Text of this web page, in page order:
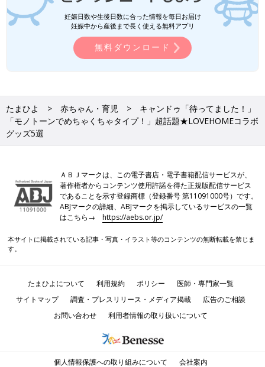
妊娠日数や生後日数に合った情報を毎日お届け
妊娠中から産後まで長く使える無料アプリ
無料ダウンロード
たまひよ 赤ちゃん・育児
キャンドゥ「待ってました！」
「モノトーンでめちゃくちゃタイプ！」超話題★LOVEHOMEコラボ
グッズ5選
ＡＢＪマークは、この電子書店・電子書籍配信サービスが、
著作権者からコンテンツ使用許諾を得た正規版配信サービス
であることを示す登録商標（登録番号 第11091000号）です。
ABJマークの詳細、ABJマークを掲示しているサービスの一覧
はこちら→https://aebs.or.jp/
本サイトに掲載されている記事・写真・イラスト等のコンテンツの無断転載を禁じま
す。
たまひよについて 利用規約 ポリシー
医師・専門家一覧
サイトマップ
調査・プレスリリース・メディア掲載
広告のご相談
お問い合わせ
利用者情報の取り扱いについて
個人情報保護への取り組みについて 会社案内